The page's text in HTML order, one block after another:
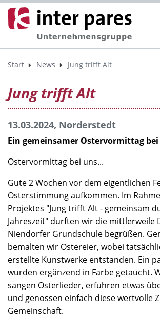
Start News Jung trifft Alt
Jung trifft Alt
13.03.2024, Norderstedt
Ein gemeinsamer Ostervormittag
Ostervormittag bei uns...
Gute 2 Wochen vor dem eigentlichen
Osterstimmung aufkommen. Im
Projektes "Jung trifft Alt - gemeinsam
Jahreszeit" durften wir die mittlerweile
Niendorfer Grundschule begrüßen.
bemalten wir Ostereier, wobei
erstellte Kunstwerke entstanden. Ein
wurden ergänzend in Farbe getaucht.
sangen Osterlieder, erfuhren etwas
und genossen einfach diese wertvolle
Gemeinschaft.